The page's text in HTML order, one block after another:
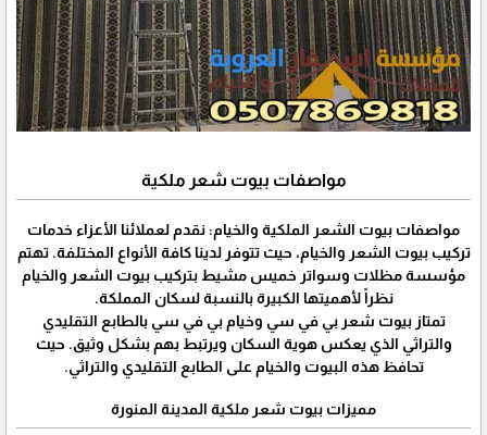
مواصفات بيوت شعر ملكية
مواصفات بيوت الشعر الملكية والخيام: نقدم لعملائنا الأعزاء خدمات
تركيب بيوت الشعر والخيام، حيث تتوفر لدينا كافة الأنواع المختلفة. تهتم
مؤسسة مظلات وسواتر خميس مشيط بتركيب بيوت الشعر والخيام
نظراً لأهميتها الكبيرة بالنسبة لسكان المملكة.
تمتاز بيوت شعر بي في سي وخيام بي في سي بالطابع التقليدي
والتراثي الذي يعكس هوية السكان ويرتبط بهم بشكل وثيق. حيث
تحافظ هذه البيوت والخيام على الطابع التقليدي والتراثي.
مميزات بيوت شعر ملكية المدينة المنورة